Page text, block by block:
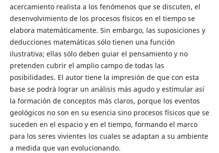
acercamiento realista a los fenómenos que se discuten, el
desenvolvimiento de los procesos físicos en el tiempo se
elabora matemáticamente. Sin embargo, las suposiciones y
deducciones matemáticas sólo tienen una función
ilustrativa; ellas sólo deben guiar el pensamiento y no
pretenden cubrir el amplio campo de todas las
posibilidades. El autor tiene la impresión de que con esta
base se podrá lograr un análisis más agudo y estimular así
la formación de conceptos más claros, porque los eventos
geológicos no son en su esencia sino procesos físicos que se
suceden en el espacio y en el tiempo, formando el marco
para los seres vivientes los cuales se adaptan a su ambiente
a medida que van evolucionando.